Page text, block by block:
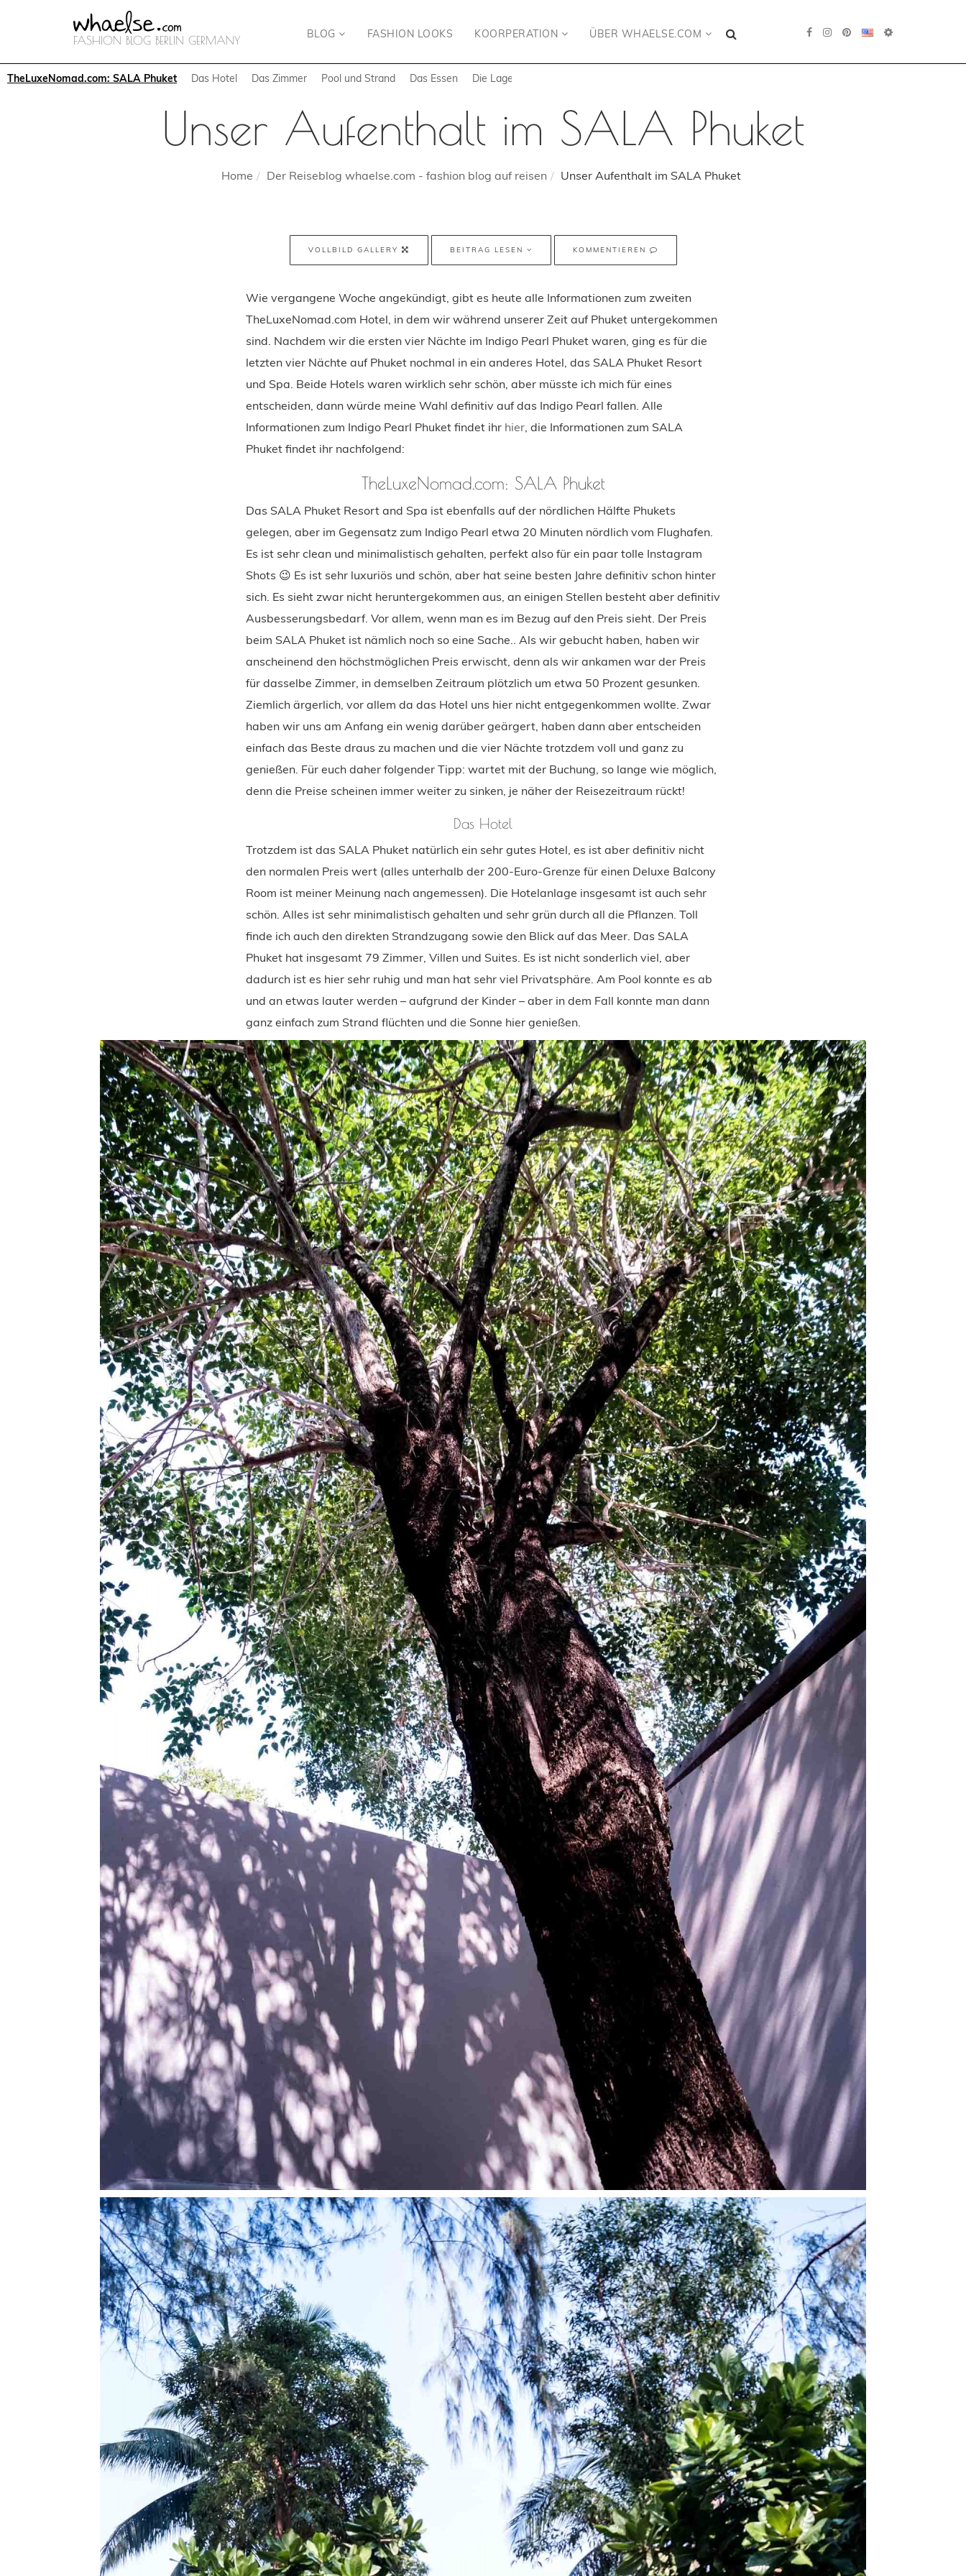
FASHION BLOG BERLIN GERMANY
BLOG FASHION LOOKS KOORPERATION ÜBER WHAELSE.COM
TheLuxeNomad.com: SALA Phuket Das Hotel Das Zimmer Pool und Strand Das Essen Die Lage
Unser Aufenthalt im SALA Phuket
Home Der Reiseblog whaelse.com - fashion blog auf reisen Unser Aufenthalt im SALA Phuket
VOLLBILD GALLERY BEITRAG LESEN KOMMENTIEREN
Wie vergangene Woche angekündigt, gibt es heute alle Informationen zum zweiten
TheLuxeNomad.com Hotel, in dem wir während unserer Zeit auf Phuket untergekommen
sind. Nachdem wir die ersten vier Nächte im Indigo Pearl Phuket waren, ging es für die
letzten vier Nächte auf Phuket nochmal in ein anderes Hotel, das SALA Phuket Resort
und Spa. Beide Hotels waren wirklich sehr schön, aber müsste ich mich für eines
entscheiden, dann würde meine Wahl definitiv auf das Indigo Pearl fallen. Alle
Informationen zum Indigo Pearl Phuket findet ihr hier, die Informationen zum SALA
Phuket findet ihr nachfolgend:
TheLuxeNomad.com: SALA Phuket
Das SALA Phuket Resort and Spa ist ebenfalls auf der nördlichen Hälfte Phukets
gelegen, aber im Gegensatz zum Indigo Pearl etwa 20 Minuten nördlich vom Flughafen.
Es ist sehr clean und minimalistisch gehalten, perfekt also für ein paar tolle Instagram
Shots 😉 Es ist sehr luxuriös und schön, aber hat seine besten Jahre definitiv schon hinter
sich. Es sieht zwar nicht heruntergekommen aus, an einigen Stellen besteht aber definitiv
Ausbesserungsbedarf. Vor allem, wenn man es im Bezug auf den Preis sieht. Der Preis
beim SALA Phuket ist nämlich noch so eine Sache.. Als wir gebucht haben, haben wir
anscheinend den höchstmöglichen Preis erwischt, denn als wir ankamen war der Preis
für dasselbe Zimmer, in demselben Zeitraum plötzlich um etwa 50 Prozent gesunken.
Ziemlich ärgerlich, vor allem da das Hotel uns hier nicht entgegenkommen wollte. Zwar
haben wir uns am Anfang ein wenig darüber geärgert, haben dann aber entscheiden
einfach das Beste draus zu machen und die vier Nächte trotzdem voll und ganz zu
genießen. Für euch daher folgender Tipp: wartet mit der Buchung, so lange wie möglich,
denn die Preise scheinen immer weiter zu sinken, je näher der Reisezeitraum rückt!
Das Hotel
Trotzdem ist das SALA Phuket natürlich ein sehr gutes Hotel, es ist aber definitiv nicht
den normalen Preis wert (alles unterhalb der 200-Euro-Grenze für einen Deluxe Balcony
Room ist meiner Meinung nach angemessen). Die Hotelanlage insgesamt ist auch sehr
schön. Alles ist sehr minimalistisch gehalten und sehr grün durch all die Pflanzen. Toll
finde ich auch den direkten Strandzugang sowie den Blick auf das Meer. Das SALA
Phuket hat insgesamt 79 Zimmer, Villen und Suites. Es ist nicht sonderlich viel, aber
dadurch ist es hier sehr ruhig und man hat sehr viel Privatsphäre. Am Pool konnte es ab
und an etwas lauter werden – aufgrund der Kinder – aber in dem Fall konnte man dann
ganz einfach zum Strand flüchten und die Sonne hier genießen.